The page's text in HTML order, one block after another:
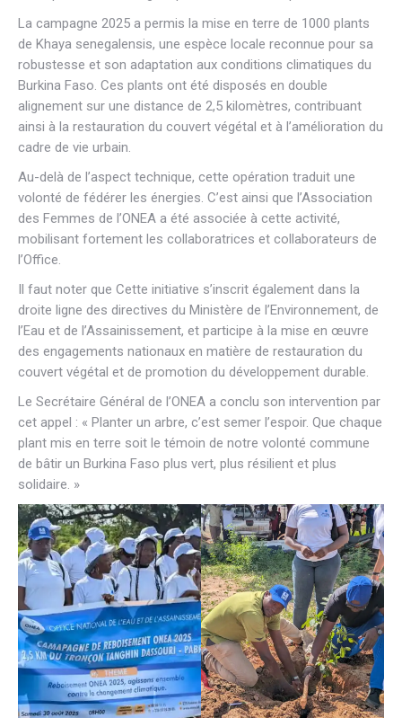
La campagne 2025 a permis la mise en terre de 1000 plants
de Khaya senegalensis, une espèce locale reconnue pour sa
robustesse et son adaptation aux conditions climatiques du
Burkina Faso. Ces plants ont été disposés en double
alignement sur une distance de 2,5 kilomètres, contribuant
ainsi à la restauration du couvert végétal et à l’amélioration du
cadre de vie urbain.
Au-delà de l’aspect technique, cette opération traduit une
volonté de fédérer les énergies. C’est ainsi que l’Association
des Femmes de l’ONEA a été associée à cette activité,
mobilisant fortement les collaboratrices et collaborateurs de
l’Office.
Il faut noter que Cette initiative s’inscrit également dans la
droite ligne des directives du Ministère de l’Environnement, de
l’Eau et de l’Assainissement, et participe à la mise en œuvre
des engagements nationaux en matière de restauration du
couvert végétal et de promotion du développement durable.
Le Secrétaire Général de l’ONEA a conclu son intervention par
cet appel : « Planter un arbre, c’est semer l’espoir. Que chaque
plant mis en terre soit le témoin de notre volonté commune
de bâtir un Burkina Faso plus vert, plus résilient et plus
solidaire. »